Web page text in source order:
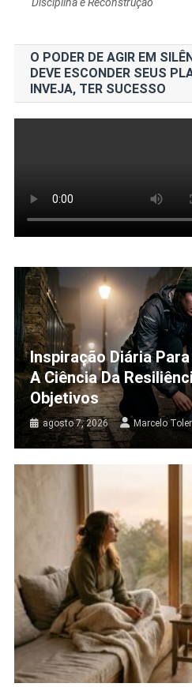
O PODER DE AGIR EM
DEVE ESCONDER SEUS
INVEJA, TER SUCESSO
Inspiração Diária
A Ciência Da
Objetivos
agosto 7, 2026 Marcelo Toler